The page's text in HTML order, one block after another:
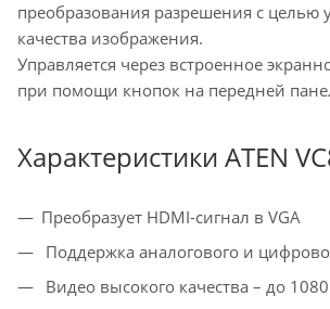
преобразования разрешения с целью
качества изображения.
Управляется через встроенное
при помощи кнопок на передней
Характеристики ATEN
Преобразует HDMI-сигнал в VGA
Поддержка аналогового и
Видео высокого качества – до